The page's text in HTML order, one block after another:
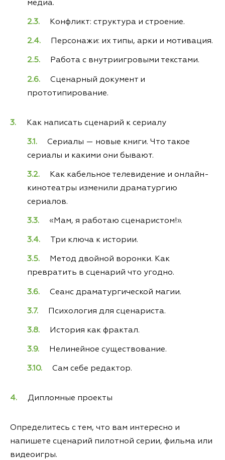
медиа.
Конфликт: структура и строение.
Персонажи: их типы, арки и мотивация.
Работа с внутриигровыми текстами.
Сценарный документ и
прототипирование.
Как написать сценарий к сериалу
Сериалы — новые книги. Что такое
сериалы и какими они бывают.
Как кабельное телевидение и онлайн-
кинотеатры изменили драматургию
сериалов.
«Мам, я работаю сценаристом!».
Три ключа к истории.
Метод двойной воронки. Как
превратить в сценарий что угодно.
Сеанс драматургической магии.
Психология для сценариста.
История как фрактал.
Нелинейное существование.
Сам себе редактор.
Дипломные проекты
Определитесь с тем, что вам интересно и
напишете сценарий пилотной серии, фильма или
видеоигры.